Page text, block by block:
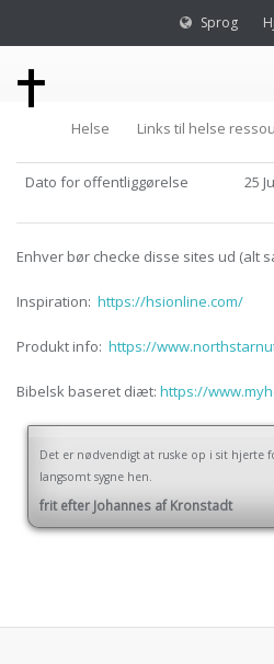
Sprog
Helse Links til helse
Dato for offentliggørelse 25
Enhver bør checke disse sites ud (alt
Inspiration: https://hsionline.com/
Produkt info: https://
Bibelsk baseret diæt: https://
Det er nødvendigt at ruske op i sit hjerte
langsomt sygne hen.
frit efter Johannes af Kronstadt